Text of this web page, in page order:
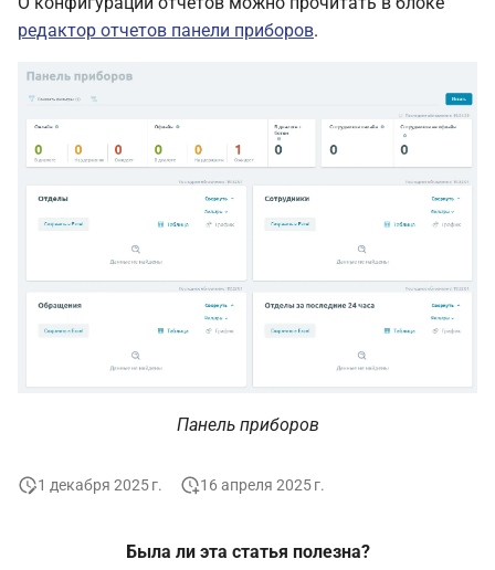
редактор отчетов панели приборов.
Панель приборов
1 декабря 2025 г. 16 апреля 2025 г.
Была ли эта статья полезна?